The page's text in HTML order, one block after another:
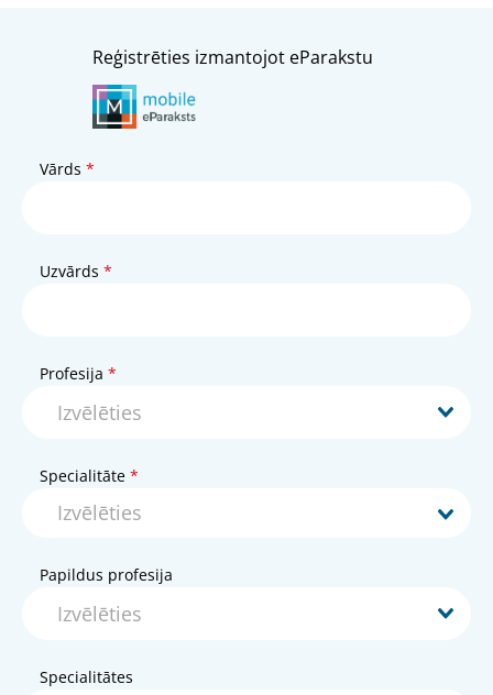
Reģistrēties izmantojot eParakstu
Vārds
Uzvārds
Profesija
Specialitāte
Papildus profesija
Specialitātes